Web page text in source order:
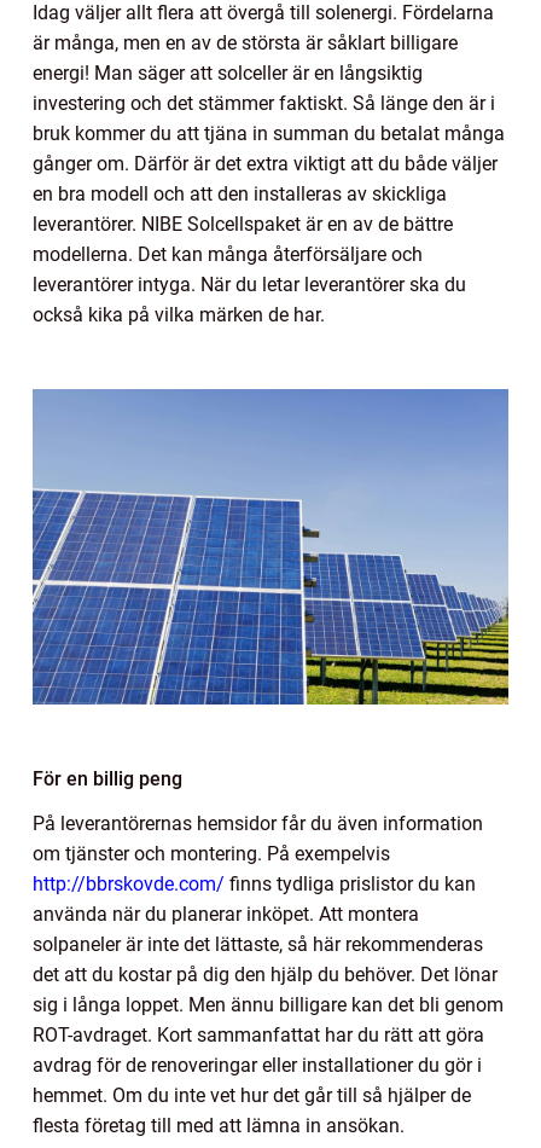
Idag väljer allt flera att övergå till solenergi. Fördelarna
är många, men en av de största är såklart billigare
energi! Man säger att solceller är en långsiktig
investering och det stämmer faktiskt. Så länge den är i
bruk kommer du att tjäna in summan du betalat många
gånger om. Därför är det extra viktigt att du både väljer
en bra modell och att den installeras av skickliga
leverantörer. NIBE Solcellspaket är en av de bättre
modellerna. Det kan många återförsäljare och
leverantörer intyga. När du letar leverantörer ska du
också kika på vilka märken de har.
För en billig peng
På leverantörernas hemsidor får du även information
om tjänster och montering. På exempelvis
http://bbrskovde.com/ finns tydliga prislistor du kan
använda när du planerar inköpet. Att montera
solpaneler är inte det lättaste, så här rekommenderas
det att du kostar på dig den hjälp du behöver. Det lönar
sig i långa loppet. Men ännu billigare kan det bli genom
ROT-avdraget. Kort sammanfattat har du rätt att göra
avdrag för de renoveringar eller installationer du gör i
hemmet. Om du inte vet hur det går till så hjälper de
flesta företag till med att lämna in ansökan.